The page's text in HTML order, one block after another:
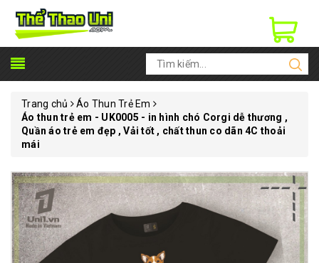
Trang chủ
Áo Thun Trẻ Em
Áo thun trẻ em - UK0005 - in hình chó Corgi dễ thương ,
Quần áo trẻ em đẹp , Vải tốt , chất thun co dãn 4C thoải
mái